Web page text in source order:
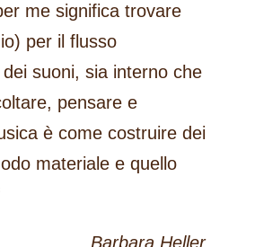
me significa trovare
per il flusso
suoni, sia interno che
pensare e
è come costruire dei
materiale e quello
Barbara Heller